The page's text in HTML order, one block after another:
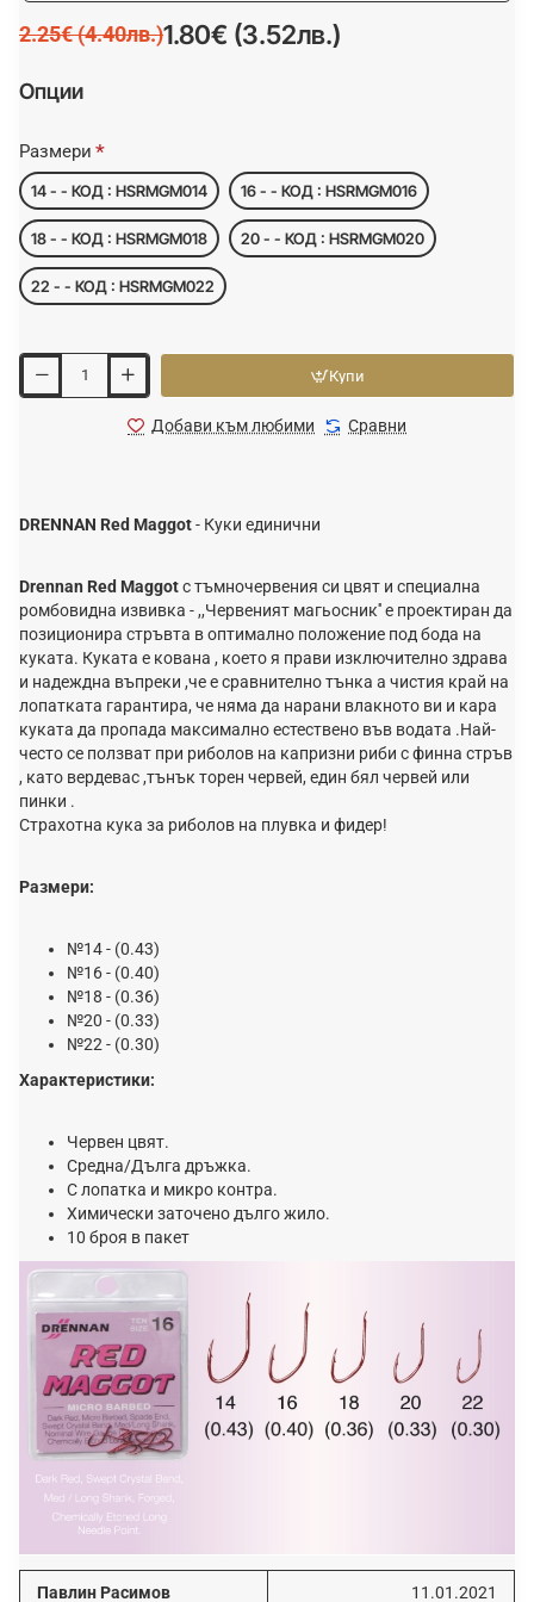
1.80€ (3.52лв.)
2.25€ (4.40лв.)
Опции
Размери
14 - - КОД : HSRMGM014 16 - - КОД : HSRMGM016
18 - - КОД : HSRMGM018 20 - - КОД : HSRMGM020
22 - - КОД : HSRMGM022
Купи
Добави към любими Сравни
DRENNAN Red Maggot- Куки единични
Drennan Red Maggotс тъмночервения си цвят и специална
ромбовидна извивка - ,,Червеният магьосник'' е проектиран да
позиционира стръвта в оптимално положение под бода на
куката. Куката е кована , което я прави изключително здрава
и надеждна въпреки ,че е сравнително тънка а чистия край на
лопатката гарантира, че няма да нарани влакното ви и кара
куката да пропада максимално естествено във водата .Най-
често се ползват при риболов на капризни риби с финна стръв
, като вердевас ,тънък торен червей, един бял червей или
пинки .
Страхотна кука за риболов на плувка и фидер!
Размери:
№14 - (0.43)
№16 - (0.40)
№18 - (0.36)
№20 - (0.33)
№22 - (0.30)
Характеристики:
Червен цвят.
Средна/Дълга дръжка.
С лопатка и микро контра.
Химически заточено дълго жило.
10 броя в пакет
Павлин Расимов 11.01.2021